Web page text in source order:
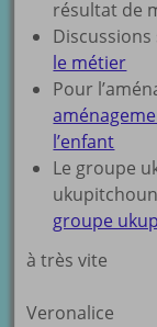
résultat de
Discussions
le métier
Pour
l’enfant
Le groupe
groupe
à très vite
Veronalice